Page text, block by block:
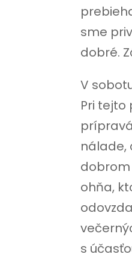
sme
dobré.
V
Pri
nálade,
dobrom
ohňa,
s